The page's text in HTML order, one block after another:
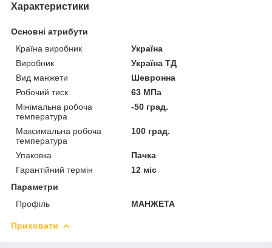
Характеристики
Основні атрибути
Країна виробник
Україна
Виробник
Україна ТД
Вид манжети
Шевронна
Робочий тиск
63 МПа
Мінімальна робоча
температура
-50 град.
Максимальна робоча
температура
100 град.
Упаковка
Пачка
Гарантійний термін
12 міс
Параметри
Профіль
МАНЖЕТА
Приховати